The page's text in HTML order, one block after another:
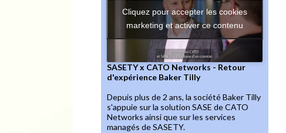
Cliquez pour accepter les cookies
marketing et activer ce contenu
SASETY x CATO Networks - Retour
d'expérience Baker Tilly
Depuis plus de 2 ans, la société Baker Tilly
s'appuie sur la solution SASE de CATO
Networks ainsi que sur les services
managés de SASETY.